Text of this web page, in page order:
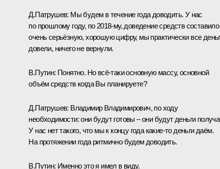
Д.Патрушев: Мы будем в течение года доводить. У нас
по прошлому году, по 2018‑му, доведение средств составило
очень серьёзную, хорошую цифру, мы практически все
довели, ничего не вернули.
В.Путин: Понятно. Но всё‑таки основную массу, основной
объём средств когда Вы планируете?
Д.Патрушев: Владимир Владимирович, по ходу
необходимости: они будут готовы – они будут деньги
У нас нет такого, что мы к концу года какие‑то деньги даём.
На протяжении года ритмично будем доводить.
В.Путин: Именно это я имел в виду.